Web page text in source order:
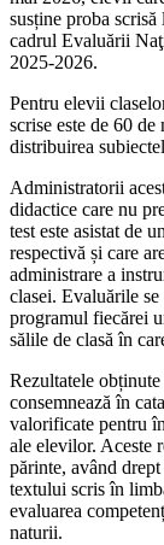
susține proba
cadrul Evaluării
2025-2026.
Pentru elevii
scrise este de 60
distribuirea
Administratorii
didactice care nu
test este asistat de
respectivă și care
administrare a
clasei. Evaluările
programul fiecărei
sălile de clasă în
Rezultatele
consemnează în
valorificate pentru
ale elevilor. Aceste
părinte, având
textului scris în
evaluarea
naturii.